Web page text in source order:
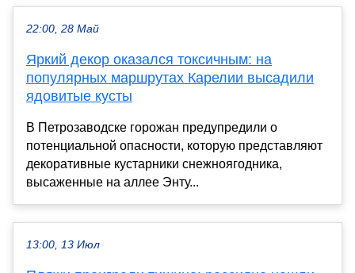
22:00, 28 Май
Яркий декор оказался токсичным: на
популярных маршрутах Карелии высадили
ядовитые кусты
В Петрозаводске горожан предупредили о
потенциальной опасности, которую представляют
декоративные кустарники снежноягодника,
высаженные на аллее Энту...
13:00, 13 Июл